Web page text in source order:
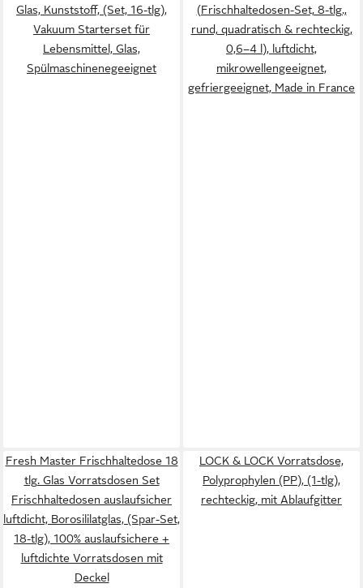
Glas, Kunststoff, (Set, 16-tlg),
Vakuum Starterset für
Lebensmittel, Glas,
Spülmaschinenegeeignet
(Frischhaltedosen-Set, 8-tlg.,
rund, quadratisch & rechteckig,
0,6–4 l), luftdicht,
mikrowellengeeignet,
gefriergeeignet, Made in France
Fresh Master Frischhaltedose 18
tlg. Glas Vorratsdosen Set
Frischhaltedosen auslaufsicher
luftdicht, Borosililatglas, (Spar-Set,
18-tlg), 100% auslaufsichere +
luftdichte Vorratsdosen mit
Deckel
LOCK & LOCK Vorratsdose,
Polyprophylen (PP), (1-tlg),
rechteckig, mit Ablaufgitter